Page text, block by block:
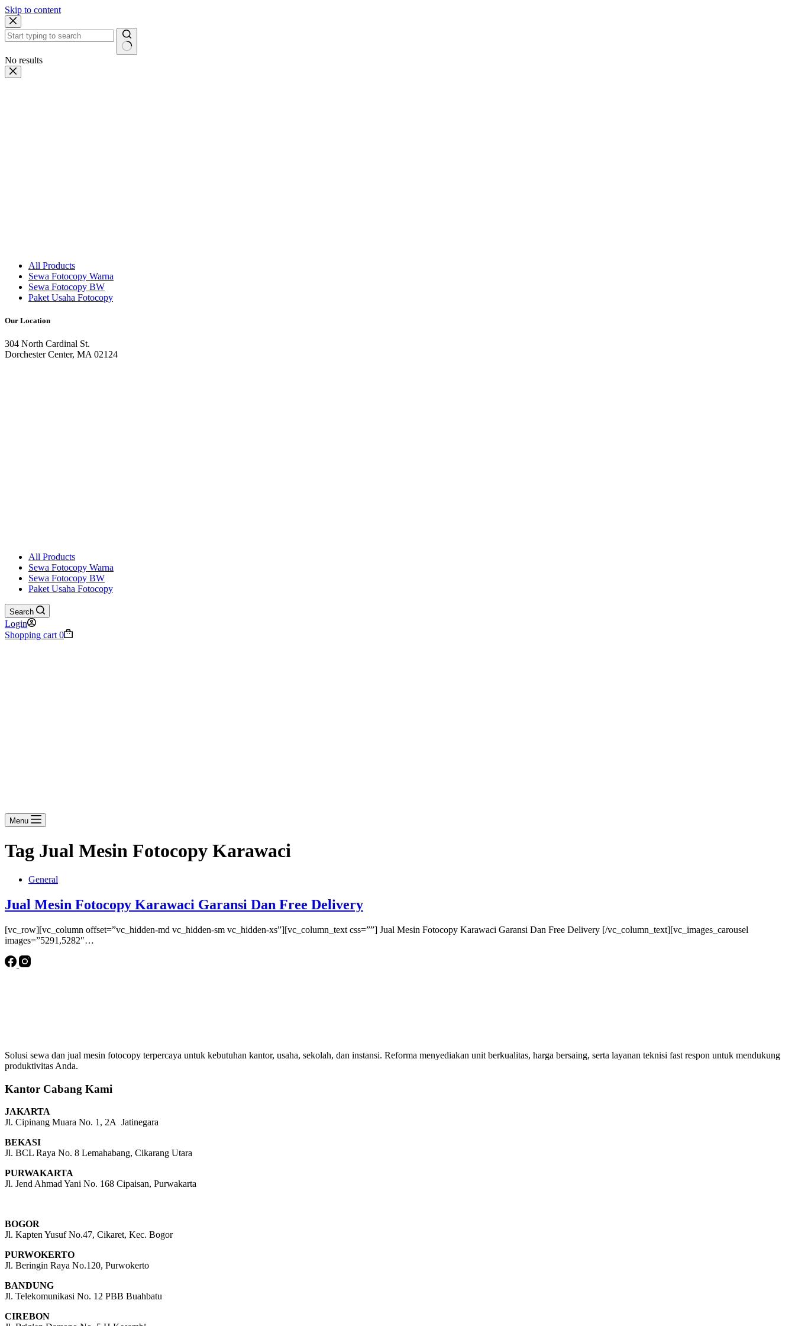
Skip to content
No results
All Products
Sewa Fotocopy Warna
Sewa Fotocopy BW
Paket Usaha Fotocopy
Our Location
304 North Cardinal St.
Dorchester Center, MA 02124
All Products
Sewa Fotocopy Warna
Sewa Fotocopy BW
Paket Usaha Fotocopy
Search
Login
Shopping cart 0
Menu
Tag Jual Mesin Fotocopy Karawaci
General
Jual Mesin Fotocopy Karawaci Garansi Dan Free Delivery
[vc_row][vc_column offset=”vc_hidden-md vc_hidden-sm vc_hidden-xs”][vc_column_text css=””] Jual Mesin Fotocopy Karawaci Garansi Dan Free Delivery [/vc_column_text][vc_images_carousel
images=”5291,5282″…
Solusi sewa dan jual mesin fotocopy terpercaya untuk kebutuhan kantor, usaha, sekolah, dan instansi. Reforma menyediakan unit berkualitas, harga bersaing, serta layanan teknisi fast respon untuk mendukung
produktivitas Anda.
Kantor Cabang Kami
JAKARTA
Jl. Cipinang Muara No. 1, 2A Jatinegara
BEKASI
Jl. BCL Raya No. 8 Lemahabang, Cikarang Utara
PURWAKARTA
Jl. Jend Ahmad Yani No. 168 Cipaisan, Purwakarta
BOGOR
Jl. Kapten Yusuf No.47, Cikaret, Kec. Bogor
PURWOKERTO
Jl. Beringin Raya No.120, Purwokerto
BANDUNG
Jl. Telekomunikasi No. 12 PBB Buahbatu
CIREBON